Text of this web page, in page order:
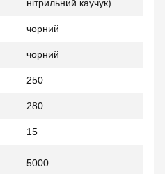
нітрильний каучук)
чорний
чорний
250
280
15
5000